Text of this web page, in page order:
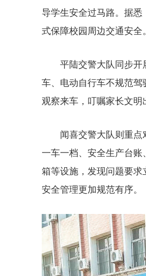
导学生安全过马路。据
式保障校园周边交通安全。
平陆交警大队同步
车、电动自行车不规范驾
观察来车，叮嘱家长文明
闻喜交警大队则重点
一车一档、安全生产台
箱等设施，发现问题要求
安全管理更加规范有序。